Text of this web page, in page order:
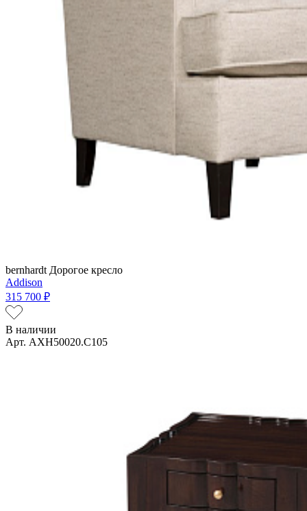
bernhardt Дорогое кресло
Addison
315 700 ₽
В наличии
Арт. AXH50020.C105